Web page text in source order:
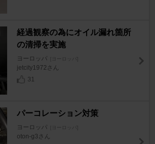
経過観察の為にオイル漏れ箇所
の清掃を実施
ヨーロッパ [ヨーロッパ]
jetcity1972さん
31
パーコレーション対策
ヨーロッパ [ヨーロッパ]
oton-g3さん